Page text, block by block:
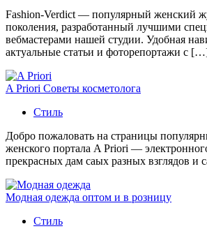
Fashion-Verdict — популярный женский
поколения, разработанный лучшими
вебмастерами нашей студии. Удобная
актуальные статьи и фоторепортажи с
A Priori Советы косметолога
Стиль
Добро пожаловать на страницы
женского портала A Priori —
прекрасных дам саых разных взглядов и
Модная одежда оптом и в розницу
Стиль